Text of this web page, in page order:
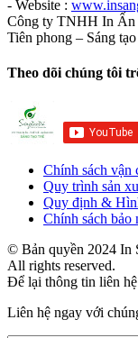
- Website :
Công ty TNHH In Ấn
Tiên phong – Sáng
Theo dõi chúng tôi
Chính sách vận
Quy trình sản
Quy định &
Chính sách bảo
© Bản quyền 2024 In
All rights reserved.
Để lại thông tin liên hệ
Liên hệ ngay với